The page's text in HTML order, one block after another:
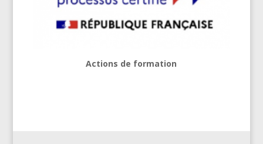
Actions de formation